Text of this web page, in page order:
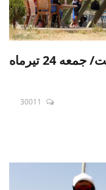
مرحله سوم مسابقات آزاد اسکیت/ جمعه 24 تیرماه
30011